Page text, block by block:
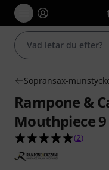
Sopransax-
Rampone &
Mouthpiece 9
5.0 av 5
(2)